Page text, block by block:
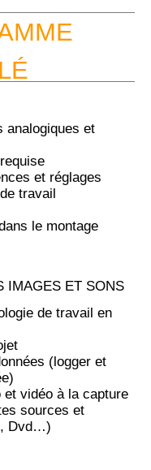
analogiques et
et réglages
travail
le montage
IMAGES ET SONS
de travail en
(logger et
vidéo à la capture
sources et
Dvd…)